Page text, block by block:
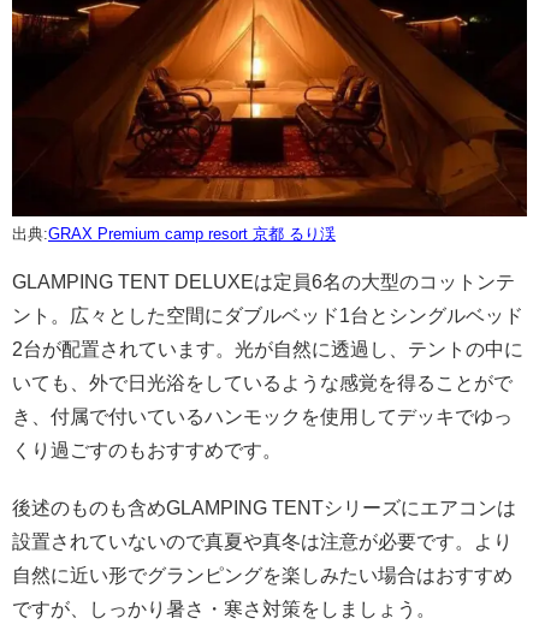
出典:GRAX Premium camp resort 京都 るり渓
GLAMPING TENT DELUXEは定員6名の大型のコットンテ
ント。広々とした空間にダブルベッド1台とシングルベッド
2台が配置されています。光が自然に透過し、テントの中に
いても、外で日光浴をしているような感覚を得ることがで
き、付属で付いているハンモックを使用してデッキでゆっ
くり過ごすのもおすすめです。
後述のものも含めGLAMPING TENTシリーズにエアコンは
設置されていないので真夏や真冬は注意が必要です。より
自然に近い形でグランピングを楽しみたい場合はおすすめ
ですが、しっかり暑さ・寒さ対策をしましょう。